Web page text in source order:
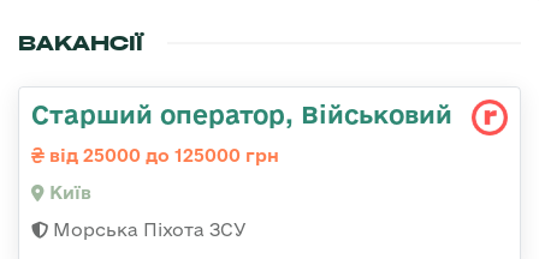
ВАКАНСІЇ
Старший оператор, Військовий
від 25000 до 125000 грн
Київ
Морська Піхота ЗСУ